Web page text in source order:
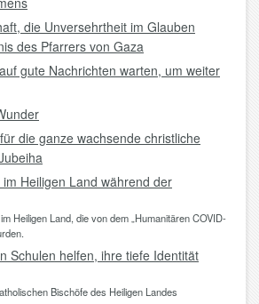
die Unversehrtheit im Glauben
des Pfarrers von Gaza
gute Nachrichten warten, um weiter
die ganze wachsende christliche
Heiligen Land während der
Heiligen Land, die von dem „Humanitären COVID-
Schulen helfen, ihre tiefe Identität
Bischöfe des Heiligen Landes